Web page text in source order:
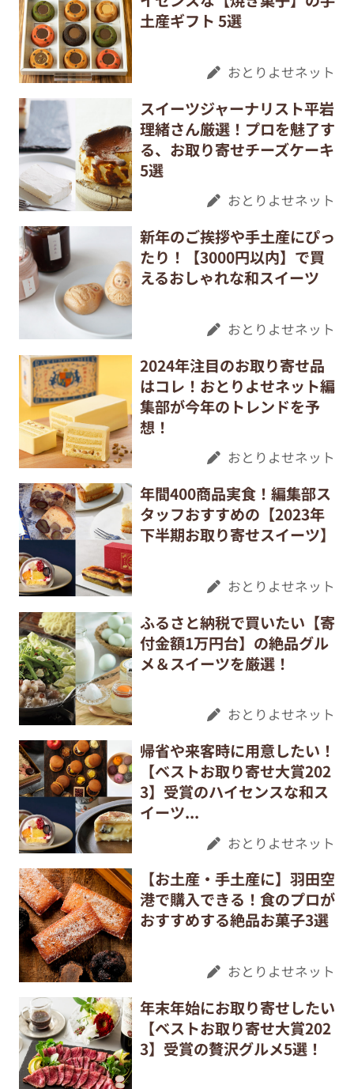
土産ギフト 5選
おとりよせネット
スイーツジャーナリスト平岩
理緒さん厳選！プロを魅了す
る、お取り寄せチーズケーキ
5選
おとりよせネット
新年のご挨拶や手土産にぴっ
たり！【3000円以内】で買
えるおしゃれな和スイーツ
おとりよせネット
2024年注目のお取り寄せ品
はコレ！おとりよせネット編
集部が今年のトレンドを予
想！
おとりよせネット
年間400商品実食！編集部ス
タッフおすすめの【2023年
下半期お取り寄せスイーツ】
おとりよせネット
ふるさと納税で買いたい【寄
付金額1万円台】の絶品グル
メ＆スイーツを厳選！
おとりよせネット
帰省や来客時に用意したい！
【ベストお取り寄せ大賞202
3】受賞のハイセンスな和ス
イーツ...
おとりよせネット
【お土産・手土産に】羽田空
港で購入できる！食のプロが
おすすめする絶品お菓子3選
おとりよせネット
年末年始にお取り寄せしたい
【ベストお取り寄せ大賞202
3】受賞の贅沢グルメ5選！